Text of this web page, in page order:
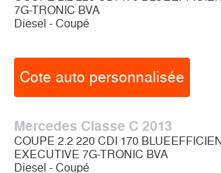
7G-TRONIC BVA
Diesel - Coupé
Cote auto personnalisée
Mercedes Classe C 2013
COUPE 2.2 220 CDI 170
EXECUTIVE 7G-TRONIC BVA
Diesel - Coupé